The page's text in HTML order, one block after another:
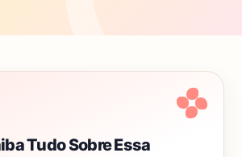
Tudo Sobre Essa